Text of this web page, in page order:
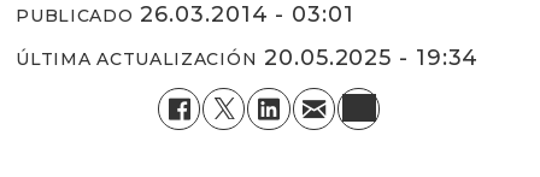
PUBLICADO 26.03.2014 - 03:01
ÚLTIMA ACTUALIZACIÓN 20.05.2025 - 19:34